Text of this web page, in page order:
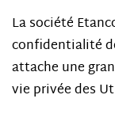
La société
confidentialité
attache une
vie privée des